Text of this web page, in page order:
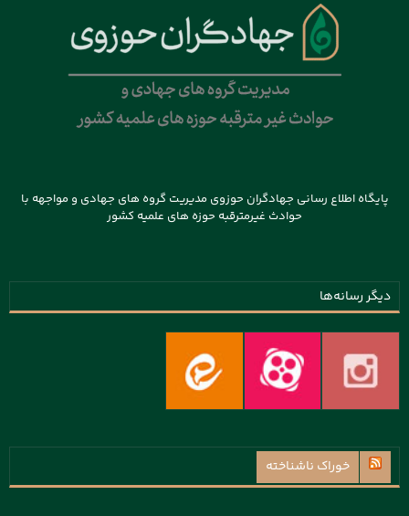
پایگاه اطلاع رسانی جهادگران حوزوی مدیریت گروه های جهادی و مواجهه با
حوادث غیرمترقبه حوزه های علمیه کشور
دیگر رسانه‌ها
خوراک ناشناخته